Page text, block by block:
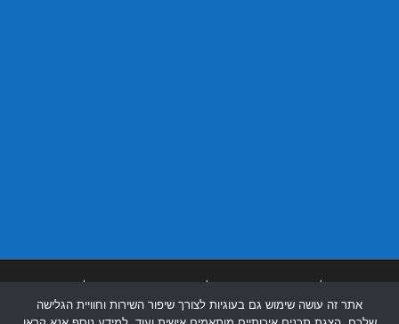
בבאר שבע |
אתר זה עושה שימוש גם בעוגיות לצורך שיפור השירות וחוויית הגלישה